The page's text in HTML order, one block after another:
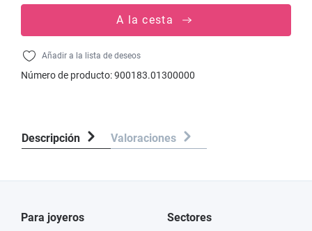
A la cesta
Añadir a la lista de deseos
Número de producto:900183.01300000
Descripción Valoraciones
Para joyeros Sectores